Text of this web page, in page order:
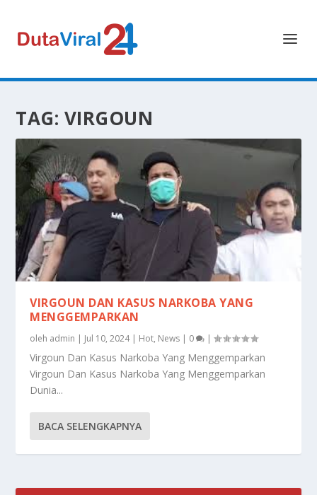
TAG: VIRGOUN
VIRGOUN DAN KASUS NARKOBA YANG
MENGGEMPARKAN
oleh admin | Jul 10, 2024| Hot, News | 0 |
Virgoun Dan Kasus Narkoba Yang Menggemparkan
Virgoun Dan Kasus Narkoba Yang Menggemparkan
Dunia...
BACA SELENGKAPNYA